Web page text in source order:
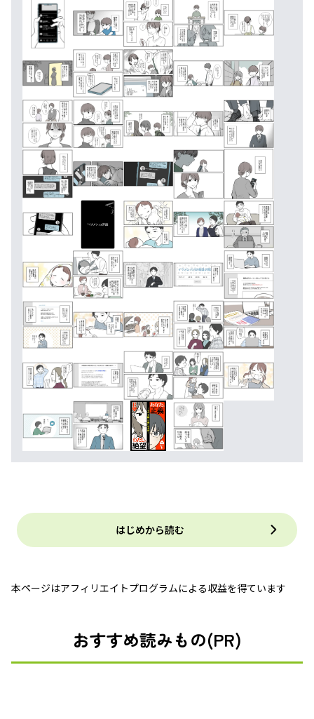
はじめから読む
本ページはアフィリエイトプログラムによる収益を得ています
おすすめ読みもの(PR)